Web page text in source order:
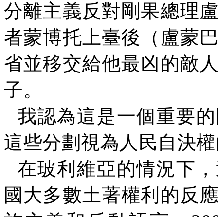
分離主義反對剛果總理
者蒙博托上臺後（盧蒙
省並移交給他最凶的敵
子。
我認為這是一個重要
這些分劃視為人民自決
在玻利維亞的情況下
國大多數土著權利的反